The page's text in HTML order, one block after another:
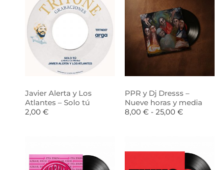
Javier Alerta y Los
Atlantes – Solo tú
2,00 €
PPR y Dj Dresss –
Nueve horas y media
8,00 € - 25,00 €